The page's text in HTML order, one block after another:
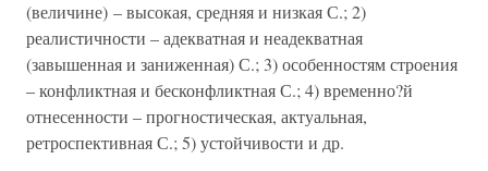
(величине) – высокая, средняя и низкая С.; 2)
реалистичности – адекватная и неадекватная
(завышенная и заниженная) С.; 3) особенностям строения
– конфликтная и бесконфликтная С.; 4) временно?й
отнесенности – прогностическая, актуальная,
ретроспективная С.; 5) устойчивости и др.